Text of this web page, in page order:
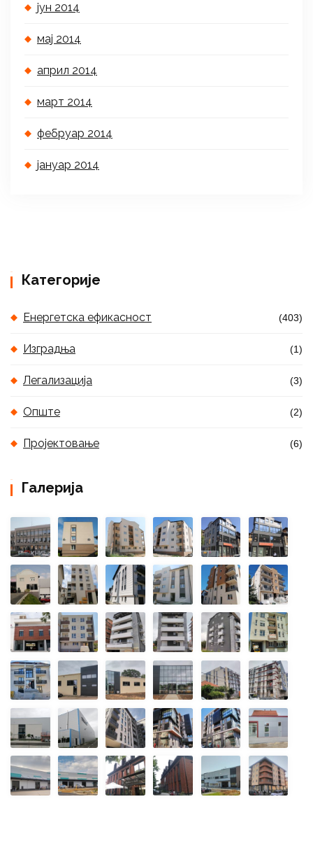
јун 2014
мај 2014
април 2014
март 2014
фебруар 2014
јануар 2014
Категорије
Енергетска ефикасност (403)
Изградња (1)
Легализација (3)
Опште (2)
Пројектовање (6)
Галерија